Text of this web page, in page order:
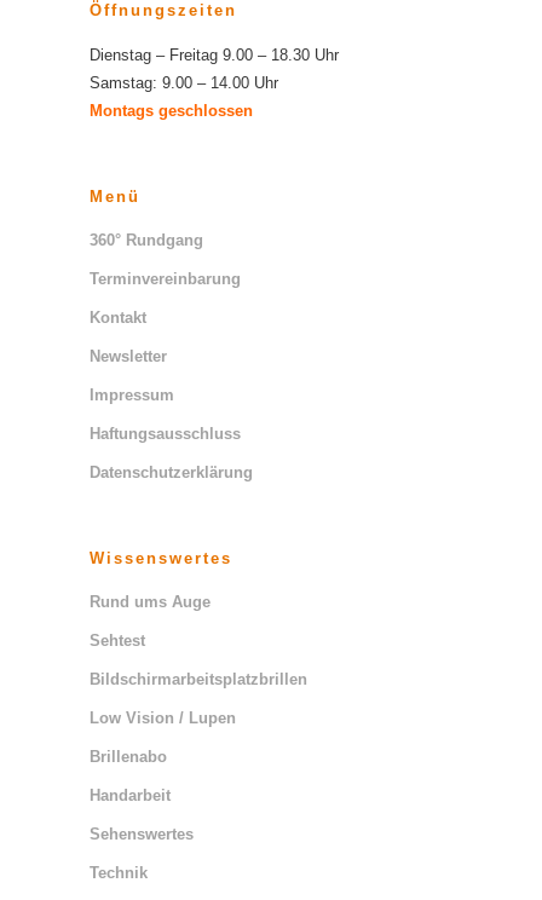
Öffnungszeiten
Dienstag – Freitag 9.00 – 18.30 Uhr
Samstag: 9.00 – 14.00 Uhr
Montags geschlossen
Menü
360° Rundgang
Terminvereinbarung
Kontakt
Newsletter
Impressum
Haftungsausschluss
Datenschutzerklärung
Wissenswertes
Rund ums Auge
Sehtest
Bildschirmarbeitsplatzbrillen
Low Vision / Lupen
Brillenabo
Handarbeit
Sehenswertes
Technik